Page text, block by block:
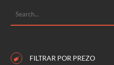
FILTRAR POR PREZO